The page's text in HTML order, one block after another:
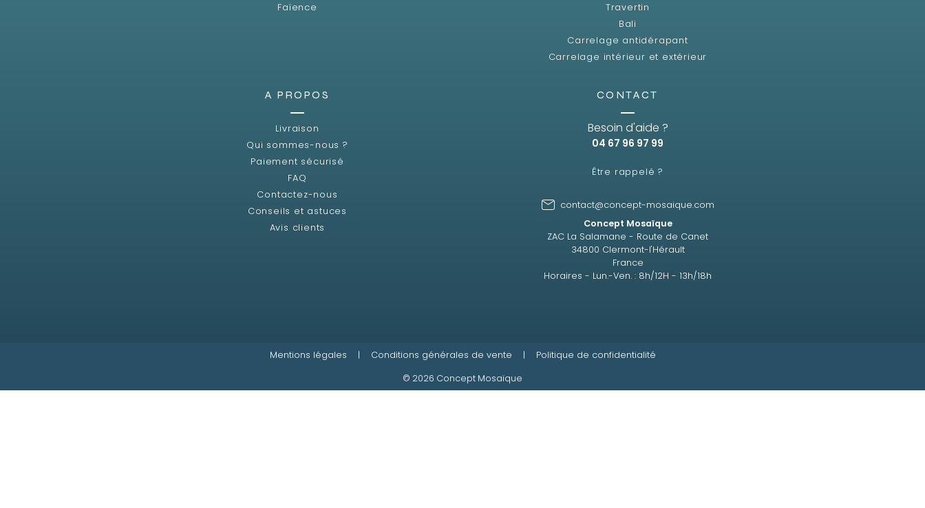
Faïence
Travertin
Bali
Carrelage antidérapant
Carrelage intérieur et extérieur
A PROPOS
Livraison
Qui sommes-nous ?
Paiement sécurisé
FAQ
Contactez-nous
Conseils et astuces
Avis clients
CONTACT
Besoin d'aide ?
04 67 96 97 99
Être rappelé ?
contact@concept-mosaique.com
Concept Mosaïque
ZAC La Salamane - Route de Canet
34800 Clermont-l'Hérault
France
Horaires - Lun.-Ven. : 8h/12H - 13h/18h
© 2026 Concept Mosaïque
Mentions légales | Conditions générales de vente | Politique de confidentialité